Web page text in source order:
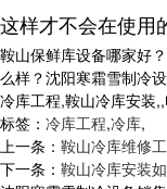
这样才不会在使用
鞍山保鲜库设备哪家好
么样？沈阳寒霜雪制冷
冷库工程,鞍山冷库安装
标签： 冷库工程,冷库,
上一条： 鞍山冷库维修
下一条： 鞍山冷库安装